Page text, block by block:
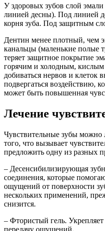
У здоровых зубов слой
линией десны). Под линией
корня зуба. Под защитным
Дентин менее плотный, чем
канальцы (маленькие полые
теряет защитное покрытие
горячим и холодным,
добиваться нервов и клеток
подвергаться воздействию,
может быть повышенная
Лечение
Чувствительные зубы можно
того, что вызывает
предложить одну из разных
– Десенсибилизирующая
соединения, которые
ощущений от поверхности
нескольких применений,
снизится.
– Фтористый гель.
передачу ощущений.